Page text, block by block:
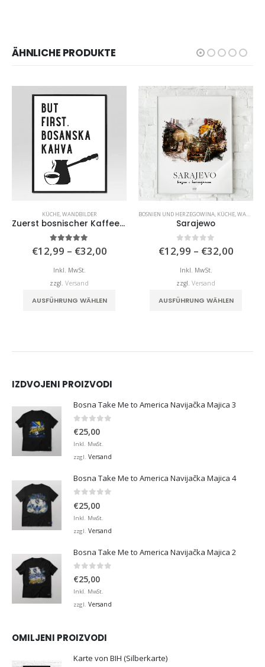
ÄHNLICHE PRODUKTE
KÜCHE,WANDBILDER
Zuerst bosnischer Kaffee (weiß)
5.00 von 5
€12,99 – €32,00Preisspanne:
Inkl. MwSt.
zzgl. Versand
AUSFÜHRUNG WÄHLEN
BOSNIEN UND HERZEGOWINA, KÜCHE,WANDBILDER
Sarajewo
0von 5
€12,99 – €32,00
Inkl. MwSt.
zzgl. Versand
AUSFÜHRUNG WÄHLEN
IZDVOJENI PROIZVODI
Bosna Take Me to America Navijačka Majica 3
0 von 5
€25,00
Inkl. MwSt.
zzgl. Versand
Bosna Take Me to America Navijačka Majica 4
€25,00
Inkl. MwSt.
zzgl. Versand
Bosna Take Me to America Navijačka Majica 2
0 von 5
€25,00
Inkl. MwSt.
zzgl. Versand
OMILJENI PROIZVODI
Karte von BIH (Silberkarte)